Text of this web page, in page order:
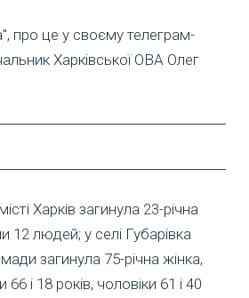
про це у своєму телеграм-
Харківської ОВА Олег
Харків загинула 23-річна
12 людей; у селі Губарівка
загинула 75-річна жінка,
і 18 років, чоловіки 61 і 40